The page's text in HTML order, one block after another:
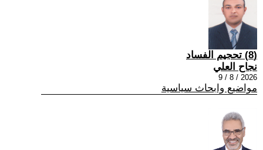
(8) تحجيم الفساد
نجاح العلي
2026 / 8 / 9
مواضيع وابحاث سياسية